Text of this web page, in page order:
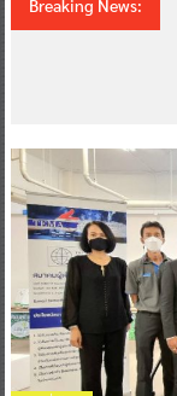
Breaking News: